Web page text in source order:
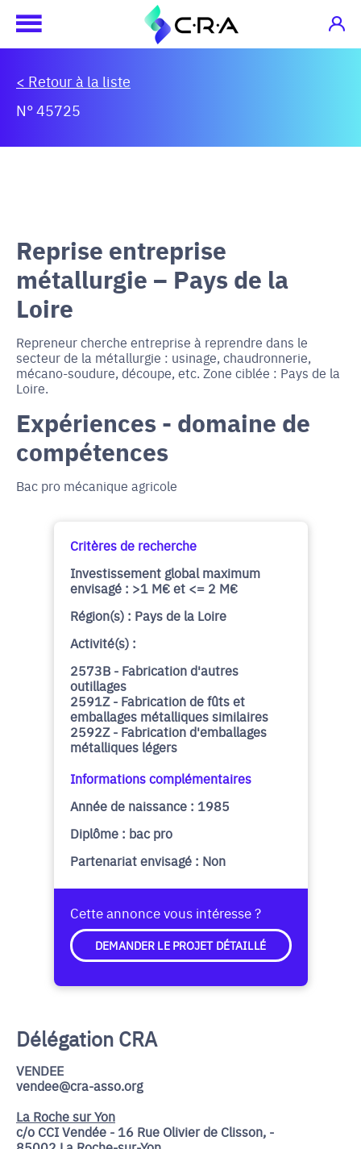
< Retour à la liste
N° 45725
Reprise entreprise
métallurgie – Pays de la
Loire
Repreneur cherche entreprise à reprendre dans le
secteur de la métallurgie : usinage, chaudronnerie,
mécano-soudure, découpe, etc. Zone ciblée : Pays de la
Loire.
Expériences - domaine de
compétences
Bac pro mécanique agricole
Critères de recherche
Investissement global maximum
envisagé : >1 M€ et <= 2 M€
Région(s) : Pays de la Loire
Activité(s) :
2573B - Fabrication d'autres
outillages
2591Z - Fabrication de fûts et
emballages métalliques similaires
2592Z - Fabrication d'emballages
métalliques légers
Informations complémentaires
Année de naissance : 1985
Diplôme : bac pro
Partenariat envisagé : Non
Cette annonce vous intéresse ?
DEMANDER LE PROJET DÉTAILLÉ
Délégation CRA
VENDEE
vendee@cra-asso.org
La Roche sur Yon
c/o CCI Vendée - 16 Rue Olivier de Clisson, -